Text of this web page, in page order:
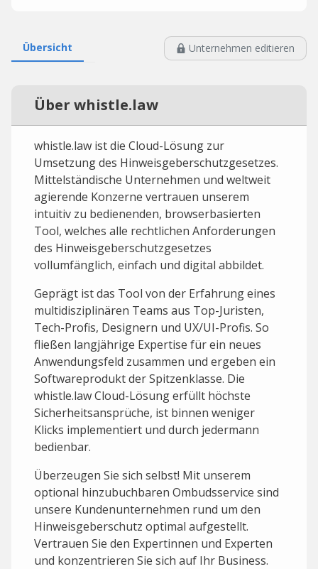
Übersicht Unternehmen editieren
Über whistle.law
whistle.law ist die Cloud-Lösung zur
Umsetzung des Hinweisgeberschutzgesetzes.
Mittelständische Unternehmen und weltweit
agierende Konzerne vertrauen unserem
intuitiv zu bedienenden, browserbasierten
Tool, welches alle rechtlichen Anforderungen
des Hinweisgeberschutzgesetzes
vollumfänglich, einfach und digital abbildet.
Geprägt ist das Tool von der Erfahrung eines
multidisziplinären Teams aus Top-Juristen,
Tech-Profis, Designern und UX/UI-Profis. So
fließen langjährige Expertise für ein neues
Anwendungsfeld zusammen und ergeben ein
Softwareprodukt der Spitzenklasse. Die
whistle.law Cloud-Lösung erfüllt höchste
Sicherheitsansprüche, ist binnen weniger
Klicks implementiert und durch jedermann
bedienbar.
Überzeugen Sie sich selbst! Mit unserem
optional hinzubuchbaren Ombudsservice sind
unsere Kundenunternehmen rund um den
Hinweisgeberschutz optimal aufgestellt.
Vertrauen Sie den Expertinnen und Experten
und konzentrieren Sie sich auf Ihr Business.